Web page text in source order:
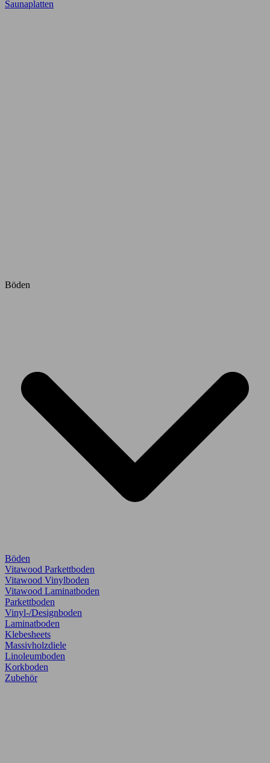
Saunaplatten
Böden
Böden
Vitawood Parkettboden
Vitawood Vinylboden
Vitawood Laminatboden
Parkettboden
Vinyl-/Designboden
Laminatboden
Klebesheets
Massivholzdiele
Linoleumboden
Korkboden
Zubehör